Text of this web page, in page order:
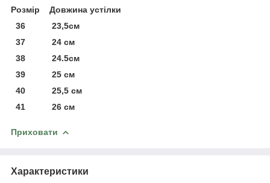
Розмір Довжина устілки
36 23,5см
37 24 см
38 24.5см
39 25 см
40 25,5 см
41 26 см
Приховати
Характеристики